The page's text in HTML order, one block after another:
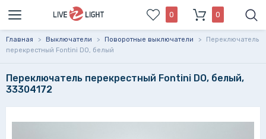
0 0
Главная > Выключатели > Поворотные выключатели >
Переключатель
перекрестный Fontini DO, белый
Переключатель перекрестный Fontini DO, белый,
33304172